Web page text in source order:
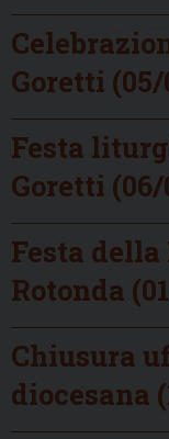
Goretti (05/
Festa
Goretti (06/
Festa
Rotonda
Chiusura
diocesana